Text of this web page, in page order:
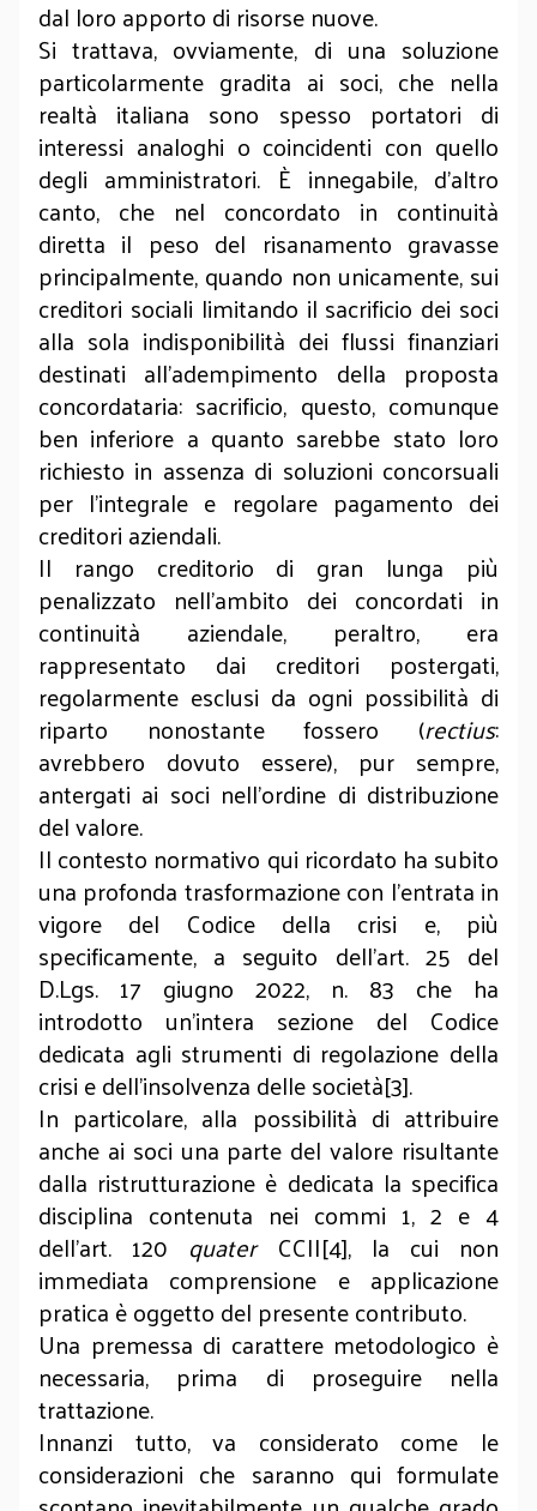
dal loro apporto di risorse nuove.
Si trattava, ovviamente, di una soluzione
particolarmente gradita ai soci, che nella
realtà italiana sono spesso portatori di
interessi analoghi o coincidenti con quello
degli amministratori. È innegabile, d’altro
canto, che nel concordato in continuità
diretta il peso del risanamento gravasse
principalmente, quando non unicamente, sui
creditori sociali limitando il sacrificio dei soci
alla sola indisponibilità dei flussi finanziari
destinati all’adempimento della proposta
concordataria: sacrificio, questo, comunque
ben inferiore a quanto sarebbe stato loro
richiesto in assenza di soluzioni concorsuali
per l’integrale e regolare pagamento dei
creditori aziendali.
Il rango creditorio di gran lunga più
penalizzato nell’ambito dei concordati in
continuità aziendale, peraltro, era
rappresentato dai creditori postergati,
regolarmente esclusi da ogni possibilità di
riparto nonostante fossero (rectius:
avrebbero dovuto essere), pur sempre,
antergati ai soci nell’ordine di distribuzione
del valore.
Il contesto normativo qui ricordato ha subito
una profonda trasformazione con l’entrata in
vigore del Codice della crisi e, più
specificamente, a seguito dell’art. 25 del
D.Lgs. 17 giugno 2022, n. 83 che ha
introdotto un’intera sezione del Codice
dedicata agli strumenti di regolazione della
crisi e dell’insolvenza delle società[3].
In particolare, alla possibilità di attribuire
anche ai soci una parte del valore risultante
dalla ristrutturazione è dedicata la specifica
disciplina contenuta nei commi 1, 2 e 4
dell’art. 120 quaterCCII[4], la cui non
immediata comprensione e applicazione
pratica è oggetto del presente contributo.
Una premessa di carattere metodologico è
necessaria, prima di proseguire nella
trattazione.
Innanzi tutto, va considerato come le
considerazioni che saranno qui formulate